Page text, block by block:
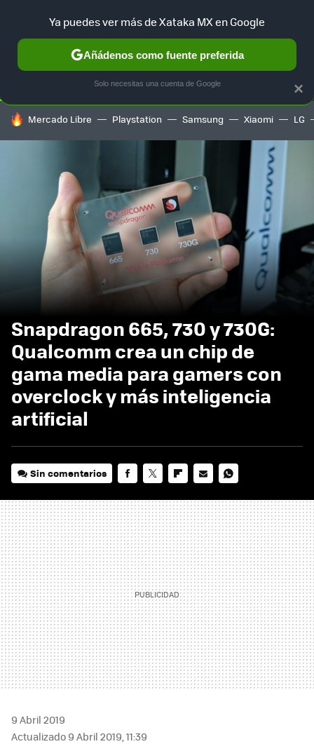
SELECCIÓN GAMING HOME AUTO TERRITORIO
HOY SE HABLA DE
Mercado Libre Playstation Samsung Xiaomi LG
Snapdragon 665, 730 y 730G:
Qualcomm crea un chip de
gama media para gamers con
overclock y más inteligencia
artificial
Sin comentarios
MAIL
9 Abril 2019
Actualizado 9 Abril 2019, 11:39
×
Ya puedes ver más de Xataka MX en Google
Añádenos como fuente preferida
Solo necesitas una cuenta de Google